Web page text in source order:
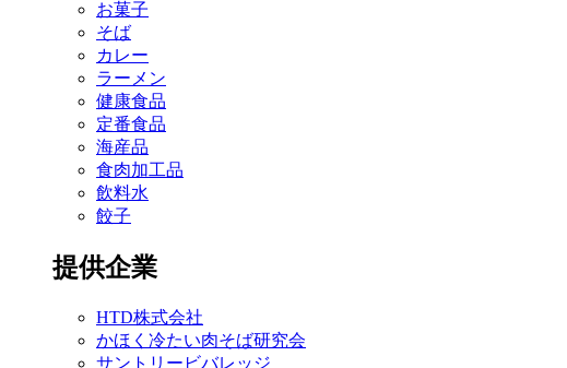
お菓子
そば
カレー
ラーメン
健康食品
定番食品
海産品
食肉加工品
飲料水
餃子
提供企業
HTD株式会社
かほく冷たい肉そば研究会
サントリービバレッジ